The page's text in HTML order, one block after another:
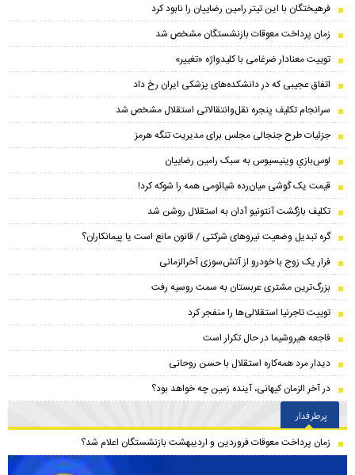
فرهیختگان با این تیتر رامین رضاییان را نابود کرد
زمان پرداخت معوقات بازنشستگان مشخص شد
توییت معنادار ضرغامی با کلیدواژه «تغییر»
اتفاق عجیبی که در دانشکده‌های پزشکی ایران رخ داد
سرانجام تکلیف پنجره نقل‌وانتقالاتی استقلال مشخص شد
جزئیات طرح جنجالی مجلس برای مدیریت تنگه هرمز
لوس‌بازیِ وینیسیوس به سبک رامین رضاییان
قیمت یک گوشی میان‌رده شیائومی همه را شوکه کرد!
تکلیف بازگشت آنتونیو آدان به استقلال روشن شد
گره تبدیل وضعیت نیروهای شرکتی / قانون مانع است یا پیمانکاران؟
فرار یک زوج با خودرو از آتش‌سوزی آخرالزمانی
بزرگ‌ترین مشتری عربستان به سمت روسیه رفت
توییت تاجرنیا استقلالی‌ها را منفجر کرد
فاجعه هیروشیما در حال تکرار است
دیدار مرد همه‌کاره استقلال با حسن روحانی
در آخر الزمان کیهانی، آینده زمین چه خواهد بود؟
پرطرفدار
زمان پرداخت معوقات فروردین و اردیبهشت بازنشستگان اعلام شد؟